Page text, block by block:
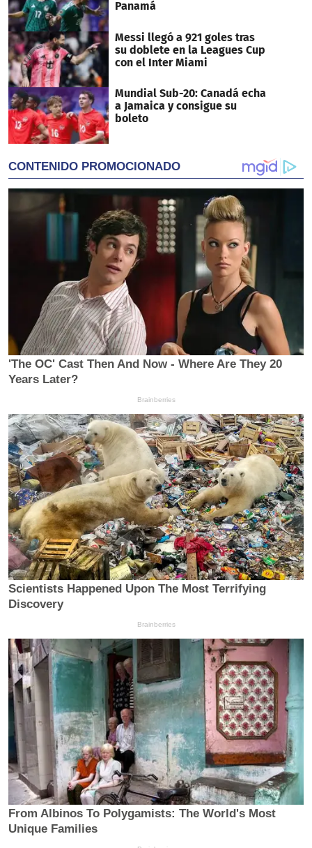
Panamá
Messi llegó a 921 goles tras
su doblete en la Leagues Cup
con el Inter Miami
Mundial Sub-20: Canadá echa
a Jamaica y consigue su
boleto